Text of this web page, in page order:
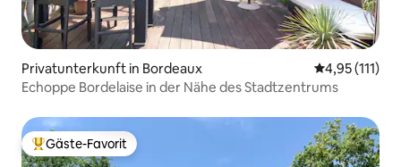
Privatunterkunft in Bordeaux
4,95 (111)
Echoppe Bordelaise in der Nähe des Stadtzentrums
Beliebter Gäste-Favorit.
Gäste-Favorit